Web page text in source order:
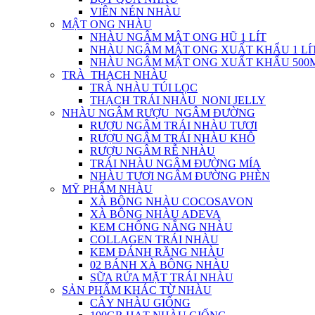
VIÊN NÉN NHÀU
MẬT ONG NHÀU
NHÀU NGÂM MẬT ONG HŨ 1 LÍT
NHÀU NGÂM MẬT ONG XUẤT KHẨU 1
NHÀU NGÂM MẬT ONG XUẤT KHẨU
TRÀ_THẠCH NHÀU
TRÀ NHÀU TÚI LỌC
THẠCH TRÁI NHÀU_NONI JELLY
NHÀU NGÂM RƯỢU_NGÂM ĐƯỜNG
RƯỢU NGÂM TRÁI NHÀU TƯƠI
RƯỢU NGÂM TRÁI NHÀU KHÔ
RƯỢU NGÂM RỄ NHÀU
TRÁI NHÀU NGÂM ĐƯỜNG MÍA
NHÀU TƯƠI NGÂM ĐƯỜNG PHÈN
MỸ PHẨM NHÀU
XÀ BÔNG NHÀU COCOSAVON
XÀ BÔNG NHÀU ADEVA
KEM CHỐNG NẮNG NHÀU
COLLAGEN TRÁI NHÀU
KEM ĐÁNH RĂNG NHÀU
02 BÁNH XÀ BÔNG NHÀU
SỮA RỬA MẶT TRÁI NHÀU
SẢN PHẨM KHÁC TỪ NHÀU
CÂY NHÀU GIỐNG